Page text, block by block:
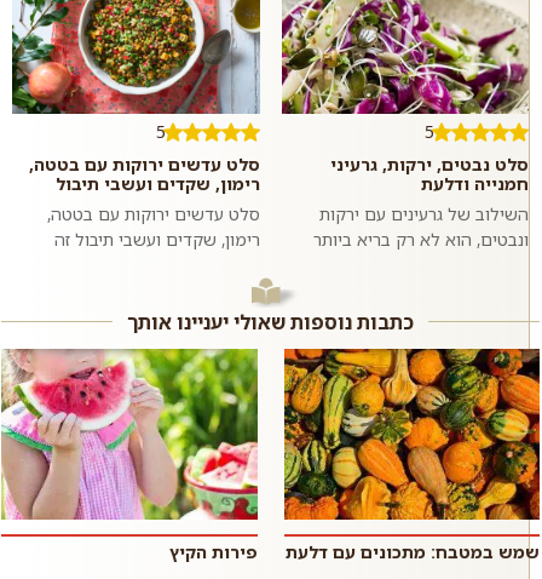
5
סלט נבטים, ירקות, גרעיני
חמנייה ודלעת
השילוב של גרעינים עם ירקות
ונבטים, הוא לא רק בריא ביותר
מש מונבטת ה...
5
סלט עדשים ירוקות עם בטטה,
רימון, שקדים ועשבי תיבול
סלט עדשים ירוקות עם בטטה,
רימון, שקדים ועשבי תיבול זה
משביע וסופר פשוט וזריז להכנה
בזכות...
כתבות נוספות שאולי יעניינו אותך
שמש במטבח: מתכונים עם דלעת פירות הקיץ